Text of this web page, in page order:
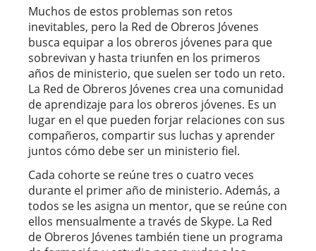
Muchos de estos problemas son retos
inevitables, pero la Red de Obreros Jóvenes
busca equipar a los obreros jóvenes para que
sobrevivan y hasta triunfen en los primeros
años de ministerio, que suelen ser todo un reto.
La Red de Obreros Jóvenes crea una comunidad
de aprendizaje para los obreros jóvenes. Es un
lugar en el que pueden forjar relaciones con sus
compañeros, compartir sus luchas y aprender
juntos cómo debe ser un ministerio fiel.
Cada cohorte se reúne tres o cuatro veces
durante el primer año de ministerio. Además, a
todos se les asigna un mentor, que se reúne con
ellos mensualmente a través de Skype. La Red
de Obreros Jóvenes también tiene un programa